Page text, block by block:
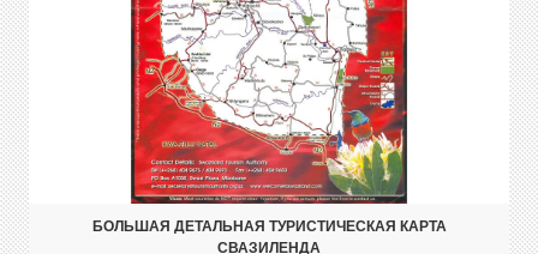
БОЛЬШАЯ ДЕТАЛЬНАЯ ТУРИСТИЧЕСКАЯ КАРТА
СВАЗИЛЕНДА